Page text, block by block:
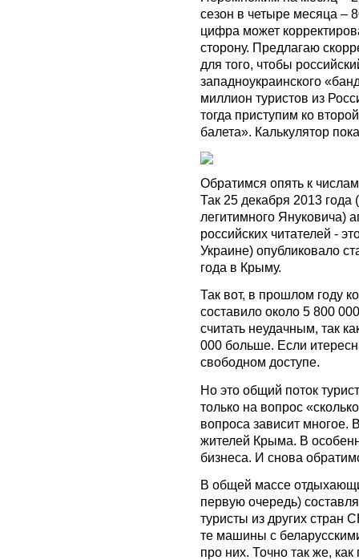
сезон в четыре месяца –
цифра может
сторону. Предлагаю
для того, чтобы
западноукраинского
миллион туристов из
тогда приступим ко
балета». Калькулятор
Обратимся опять к
Так 25 декабря 2013 года
легитимного
российских читателей -
Украине) опубликовало
года в Крыму.
Так вот, в прошлом году
составило около 5 800
считать неудачным, так
000 больше. Если
свободном доступе.
Но это общий поток
только на вопрос
вопроса зависит многое.
жителей Крыма. В
бизнеса. И снова
В общей массе
первую очередь)
туристы из других стран
те машины с
про них. Точно так же,